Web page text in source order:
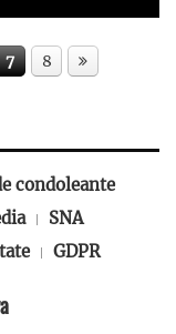
7 8
condoleante
SNA
GDPR